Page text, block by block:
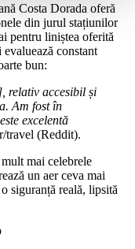
Costa Dorada oferă
din jurul stațiunilor
pentru liniștea oferită
constant
bun:
relativ accesibil și
Am fost în
excelentă
travel (Reddit).
mai celebrele
un aer ceva mai
siguranță reală, lipsită